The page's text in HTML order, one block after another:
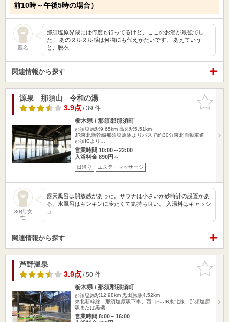
前10時～午後5時の場合）
匿名
那須塩原界隈には何度も行ってるけど、ここのお湯が最強でし
た！ あのヌルヌル感は何物にも代えがたいです。 あえていう
と、脱衣…
関連情報から探す
お気に入
りに追加
源泉 那須山 令和の湯
3.9点/ 39 件
栃木県 / 那須郡那須町
那須塩原駅9.65km 高久駅5.51km
JR東北新幹線那須塩原駅よりバスで約30分東北自動車道
那須ICより…
営業時間 10:00～22:00
入浴料金 890円～
日帰り エステ・マッサージ
30代 女
性
露天風呂は開放感があった。サウナは小さいが砂時計の設置があ
る。水風呂はキンキンに冷たくて気持ち良い。 入湯料はキャッシ
ュ…
関連情報から探す
お気に入
りに追加
芦野温泉
3.9点/ 50 件
栃木県 / 那須郡那須町
那須塩原駅12.98km 黒田原駅4.52km
東北新幹線 那須塩原駅下車、西口へ JR東北線 那須塩原
駅または黒磯…
営業時間 8:00～16:00